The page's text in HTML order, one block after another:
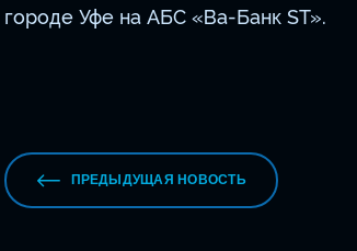
городе Уфе на АБС «Ва-Банк ST».
ПРЕДЫДУЩАЯ НОВОСТЬ